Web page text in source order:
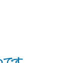
018